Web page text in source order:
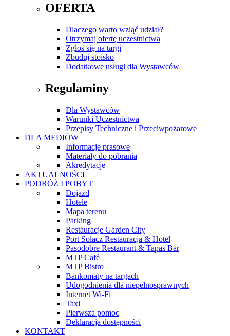
OFERTA
Dlaczego warto wziąć udział?
Otrzymaj ofertę uczestnictwa
Zgłoś się na targi
Zbuduj stoisko
Dodatkowe usługi dla Wystawców
Regulaminy
Dla Wystawców
Warunki Uczestnictwa
Przepisy Techniczne i Przeciwpożarowe
DLA MEDIÓW
Informacje prasowe
Materiały do pobrania
Akredytacje
AKTUALNOŚCI
PODRÓŻ I POBYT
Dojazd
Hotele
Mapa terenu
Parking
Restauracje Garden City
Port Sołacz Restauracja & Hotel
Pasodobre Restaurant & Tapas Bar
MTP Café
MTP Bistro
Bankomaty na targach
Udogodnienia dla niepełnosprawnych
Internet Wi-Fi
Taxi
Pierwsza pomoc
Deklaracja dostępności
KONTAKT